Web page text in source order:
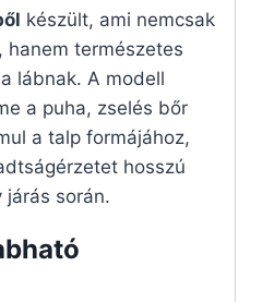
készült, ami nemcsak
természetes
lábnak. A modell
a puha, zselés bőr
a talp formájához,
hosszú
során.